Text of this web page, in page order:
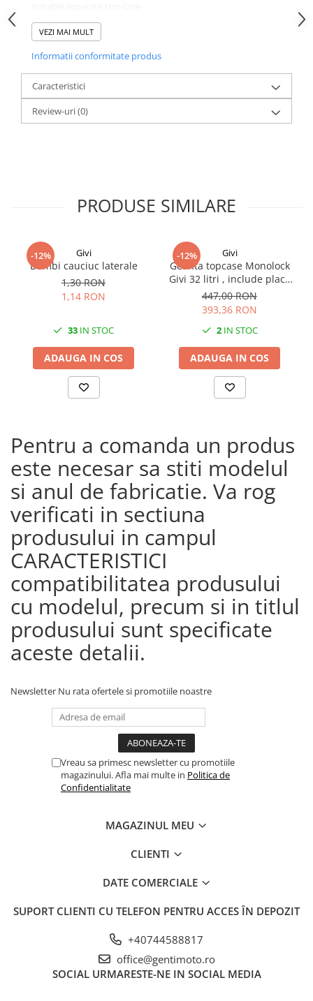
VEZI MAI MULT
Informatii conformitate produs
Caracteristici
Review-uri(0)
PRODUSE SIMILARE
-12% Givi
Bumbi cauciuc laterale
1,30 RON
1,14 RON
33 IN STOC
ADAUGA IN COS
-12% Givi
Geanta topcase Monolock
Givi 32 litri , include placa
universala
447,00 RON
393,36 RON
2IN STOC
ADAUGA IN COS
Pentru a comanda un produs
este necesar sa stiti modelul
si anul de fabricatie. Va rog
verificati in sectiuna
produsului in campul
CARACTERISTICI
compatibilitatea produsului
cu modelul, precum si in titlul
produsului sunt specificate
aceste detalii.
Newsletter Nu rata ofertele si promotiile noastre
Vreau sa primesc newsletter cu promotiile
magazinului. Afla mai multe in Politica de
Confidentialitate
MAGAZINUL MEU
CLIENTI
DATE COMERCIALE
SUPORT CLIENTI CU TELEFON PENTRU ACCES ÎN DEPOZIT
+40744588817
office@gentimoto.ro
SOCIAL URMARESTE-NE IN SOCIAL MEDIA